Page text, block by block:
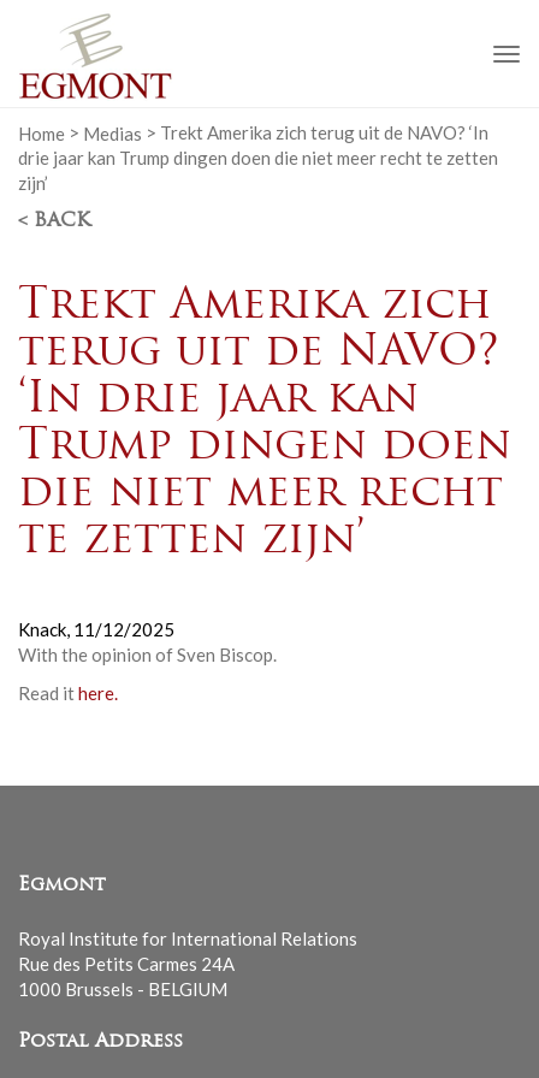
Home > Medias > Trekt Amerika zich terug uit de NAVO? ‘In
drie jaar kan Trump dingen doen die niet meer recht te zetten
zijn’
< BACK
Trekt Amerika zich
terug uit de NAVO?
‘In drie jaar kan
Trump dingen doen
die niet meer recht
te zetten zijn’
Knack, 11/12/2025
With the opinion of Sven Biscop.
Read ithere.
Egmont
Royal Institute for International Relations
Rue des Petits Carmes 24A
1000 Brussels - BELGIUM
Postal Address